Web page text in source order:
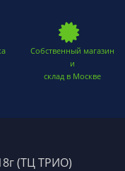
Собственный магазин
и
склад в Москве
(ТЦ ТРИО)